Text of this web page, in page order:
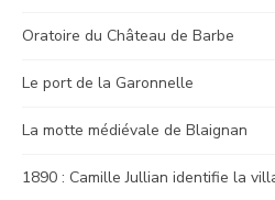
Oratoire du Château de Barbe
Le port de la Garonnelle
La motte médiévale de Blaignan
1890 : Camille Jullian identifie la